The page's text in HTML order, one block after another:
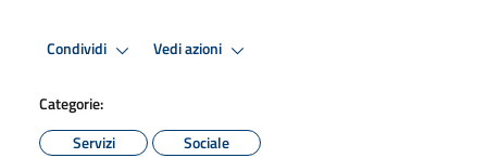
Condividi Vedi azioni
Categorie:
Servizi
Sociale